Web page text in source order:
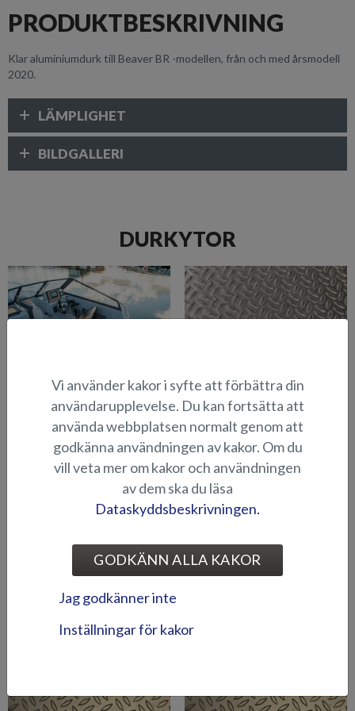
PRODUKTBESKRIVNING
Klar aluminiumdurk till Beaver BR -modellen, från och med årsmodell
2020.
LÄMPLIGHET
BILDGALLERI
DURKYTOR
Aluminiumdurk (Eagle BR) Aluminiumdurk (Fox Avant)
Aluminiumdurk (Fox BR)
Aluminiumdurk (Hawk BR
2019-)
Vi använder kakor i syfte att förbättra din
användarupplevelse. Du kan fortsätta att
använda webbplatsen normalt genom att
godkänna användningen av kakor. Om du
vill veta mer om kakor och användningen
av dem ska du läsa
Dataskyddsbeskrivningen.
GODKÄNN ALLA KAKOR
Jag godkänner inte
Inställningar för kakor